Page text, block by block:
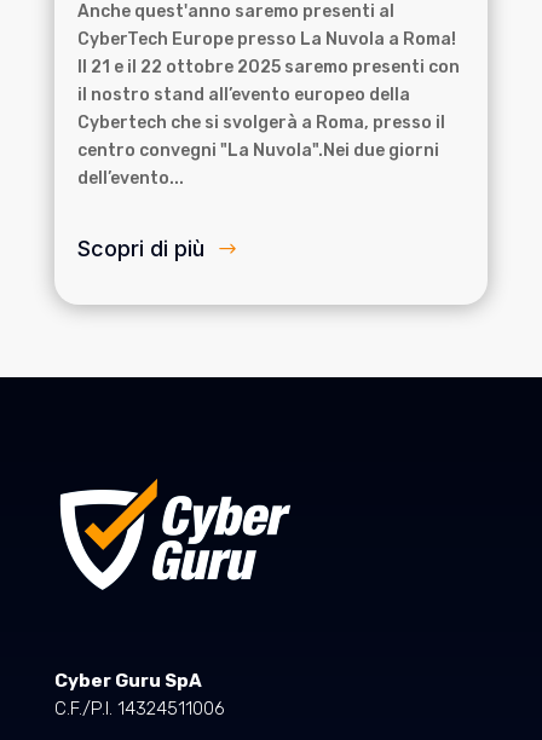
Anche quest'anno saremo presenti al
CyberTech Europe presso La Nuvola a Roma!
Il 21 e il 22 ottobre 2025 saremo presenti con
il nostro stand all’evento europeo della
Cybertech che si svolgerà a Roma, presso il
centro convegni "La Nuvola".Nei due giorni
dell’evento...
Scopri di più
Cyber Guru SpA
C.F./P.I. 14324511006